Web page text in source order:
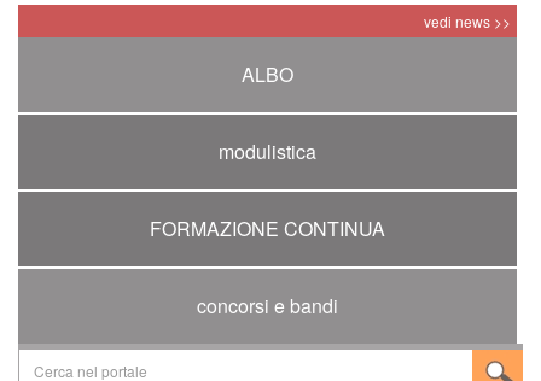
vedi news >>
ALBO
modulistica
FORMAZIONE CONTINUA
concorsi e bandi